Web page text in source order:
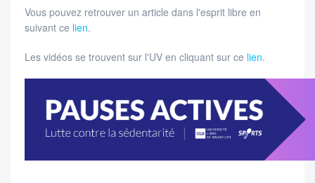
Vous pouvez retrouver un article dans l'esprit libre en
suivant ce lien.
Les vidéos se trouvent sur l'UV en cliquant sur ce lien.